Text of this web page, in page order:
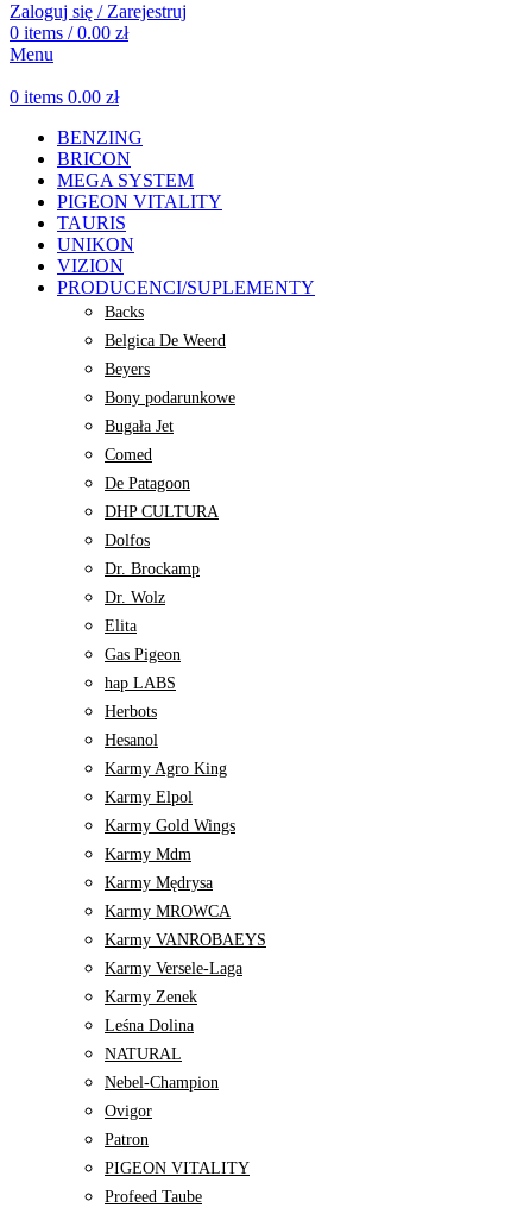
Zaloguj się / Zarejestruj
0 items / 0.00 zł
Menu
0 items 0.00 zł
BENZING
BRICON
MEGA SYSTEM
PIGEON VITALITY
TAURIS
UNIKON
VIZION
PRODUCENCI/SUPLEMENTY
Backs
Belgica De Weerd
Beyers
Bony podarunkowe
Bugała Jet
Comed
De Patagoon
DHP CULTURA
Dolfos
Dr. Brockamp
Dr. Wolz
Elita
Gas Pigeon
hap LABS
Herbots
Hesanol
Karmy Agro King
Karmy Elpol
Karmy Gold Wings
Karmy Mdm
Karmy Mędrysa
Karmy MROWCA
Karmy VANROBAEYS
Karmy Versele-Laga
Karmy Zenek
Leśna Dolina
NATURAL
Nebel-Champion
Ovigor
Patron
PIGEON VITALITY
Profeed Taube